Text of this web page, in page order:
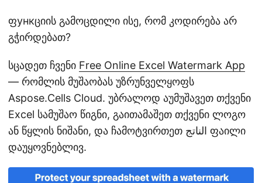
ფункციის გამოცდილი ისე, რომ კოდირება არ
გჭირდებათ?
სცადეთ ჩვენი Free Online Excel Watermark App
— რომლის მუშაობას უზრუნველყოფს
Aspose.Cells Cloud. უბრალოდ აუმუშავეთ თქვენი
Excel სამუშაო წიგნი, გაითამაშეთ თქვენი ლოგო
ან წყლის ნიშანი, და ჩამოტვირთეთ الناتج ფაილი
დაუყოვნებლივ.